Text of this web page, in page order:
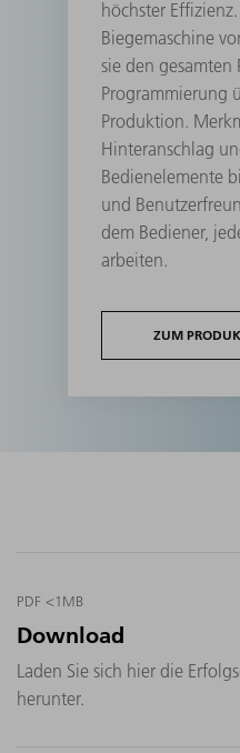
höchster
Biegemaschine
sie den gesamten
Programmierung
Produktion.
Hinteranschlag
Bedienelemente
und
dem Bediener,
arbeiten.
ZUM
PDF <1MB
Download
Laden Sie sich hier die
herunter.